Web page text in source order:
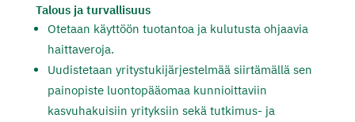
Talous ja turvallisuus
Otetaan käyttöön tuotantoa ja kulutusta ohjaavia
haittaveroja.
Uudistetaan yritystukijärjestelmää siirtämällä sen
painopiste luontopääomaa kunnioittaviin
kasvuhakuisiin yrityksiin sekä tutkimus- ja